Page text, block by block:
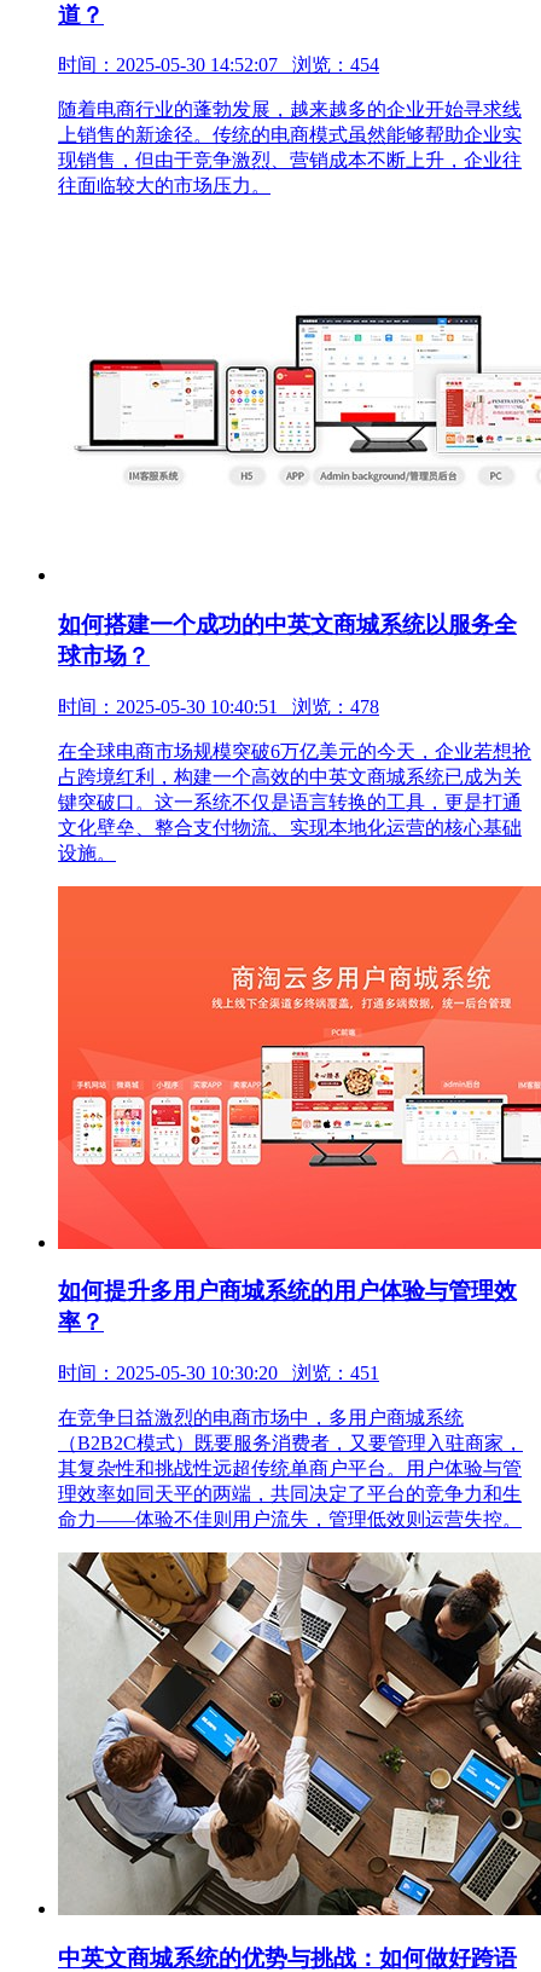
道？
时间：2025-05-30 14:52:07 浏览：454
随着电商行业的蓬勃发展，越来越多的企业开始寻求线
上销售的新途径。传统的电商模式虽然能够帮助企业实
现销售，但由于竞争激烈、营销成本不断上升，企业往
往面临较大的市场压力。
如何搭建一个成功的中英文商城系统以服务全
球市场？
时间：2025-05-30 10:40:51 浏览：478
在全球电商市场规模突破6万亿美元的今天，企业若想抢
占跨境红利，构建一个高效的中英文商城系统已成为关
键突破口。这一系统不仅是语言转换的工具，更是打通
文化壁垒、整合支付物流、实现本地化运营的核心基础
设施。
如何提升多用户商城系统的用户体验与管理效
率？
时间：2025-05-30 10:30:20 浏览：451
在竞争日益激烈的电商市场中，多用户商城系统
（B2B2C模式）既要服务消费者，又要管理入驻商家，
其复杂性和挑战性远超传统单商户平台。用户体验与管
理效率如同天平的两端，共同决定了平台的竞争力和生
命力——体验不佳则用户流失，管理低效则运营失控。
中英文商城系统的优势与挑战：如何做好跨语